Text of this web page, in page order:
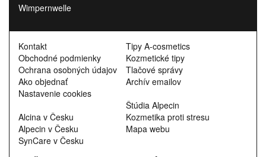
Wimpernwelle
Kontakt
Obchodné podmienky
Ochrana osobných údajov
Ako objednať
Nastavenie cookies
Alcina v Česku
Alpecin v Česku
SynCare v Česku
Tipy A-cosmetics
Kozmetické tipy
Tlačové správy
Archív emailov
Štúdia Alpecin
Kozmetika proti stresu
Mapa webu